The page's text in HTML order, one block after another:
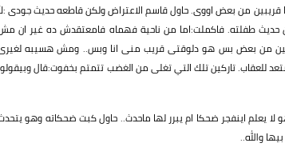
قريبين من بعض اووى. حاول قاسم الاعتراض ولكن قاطعه حديث جودى
حديث طفلته. فاكملت:اما من ناحية فهماه فامعتقدش ده غير ان
من بعض بس هو دلوقتى قريب منى انا وبس.. ومش هسيبه
للعقاب. تاركين تلك التي تغلى من الغضب تتمتم بخفوت:قال
يعلم اينفجر ضحكا ام يبرر لها ماحدث.. حاول كبت ضحكاته وهو
والله..